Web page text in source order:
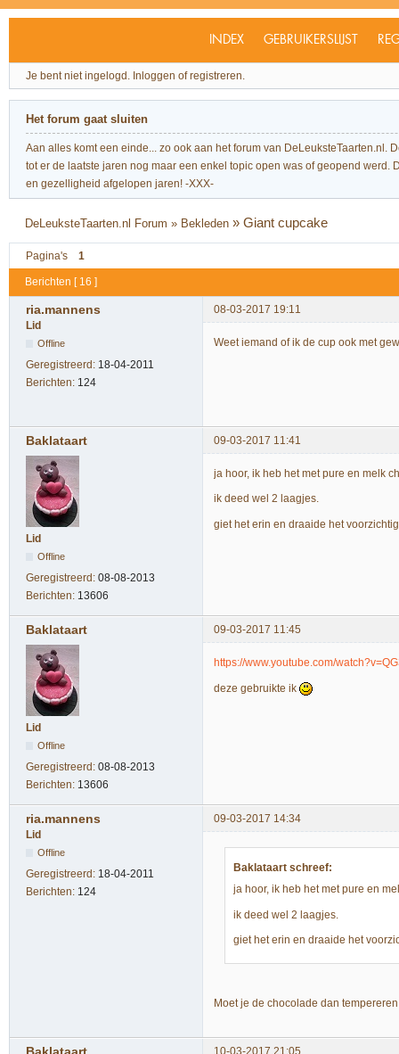
INDEX GEBRUIKERSLIJST
Je bent niet ingelogd. Inloggen of registreren.
Het forum gaat sluiten
Aan alles komt een einde... zo ook aan het forum van
tot er de laatste jaren nog maar een enkel topic open was of geopend
en gezelligheid afgelopen jaren! -XXX-
DeLeuksteTaarten.nl Forum » Bekleden »Giant cupcake
Pagina's 1
Berichten [ 16 ]
ria.mannens
08-03-2017 19:11
Lid
Offline
Geregistreerd: 18-04-2011
Berichten: 124
Weet iemand of ik de cup ook met
Baklataart 09-03-2017 11:41
Lid
Offline
Geregistreerd: 08-08-2013
Berichten: 13606
ja hoor, ik heb het met pure en melk
ik deed wel 2 laagjes.
giet het erin en draaide het
Baklataart 09-03-2017 11:45
Lid
Offline
Geregistreerd: 08-08-2013
Berichten: 13606
https://www.youtube.com/
deze gebruikte ik
ria.mannens
09-03-2017 14:34
Lid
Offline
Geregistreerd: 18-04-2011
Berichten: 124
Baklataart schreef:
ja hoor, ik heb het met pure en
ik deed wel 2 laagjes.
giet het erin en draaide het
Moet je de chocolade dan
10-03-2017 21:05